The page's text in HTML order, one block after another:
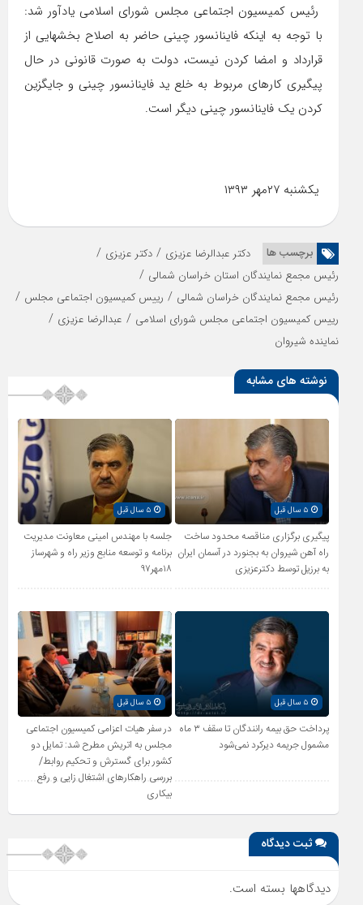
رئیس کمیسیون اجتماعی مجلس شورای اسلامی یادآور شد:
با توجه به اینکه فاینانسور چینی حاضر به اصلاح بخشهایی از
قرارداد و امضا کردن نیست، دولت به صورت قانونی در حال
پیگیری کارهای مربوط به خلع ید فاینانسور چینی و جایگزین
کردن یک فاینانسور چینی دیگر است.
یکشنبه ۲۷مهر ۱۳۹۳
برچسب ها دکتر عبدالرضا عزیزی / دکتر عزیزی /
رئیس مجمع نمایندگان استان خراسان شمالی /
رئیس مجمع نمایندگان خراسان شمالی / رییس کمیسیون اجتماعی مجلس /
رییس کمیسیون اجتماعی مجلس شورای اسلامی / عبدالرضا عزیزی /
نماینده شیروان
نوشته های مشابه
۵ سال قبل
پیگیری برگزاری مناقصه محدود ساخت
راه آهن شیروان به بجنورد در آسمان ایران
به برزیل توسط دکترعزیزی
۵ سال قبل
جلسه با مهندس امینی معاونت مدیریت
برنامه و توسعه منابع وزیر راه و شهرساز
۱۸مهر۹۷
۵ سال قبل
پرداخت حق بیمه رانندگان تا سقف ۳ ماه
مشمول جریمه دیرکرد نمی‌شود
۵ سال قبل
در سفر هیات اعزامی کمیسیون اجتماعی
مجلس به اتریش مطرح شد: تمایل دو
کشور برای گسترش و تحکیم روابط/
بررسی راهکارهای اشتغال زایی و رفع
بیکاری
ثبت دیدگاه
دیدگاهها بسته است.